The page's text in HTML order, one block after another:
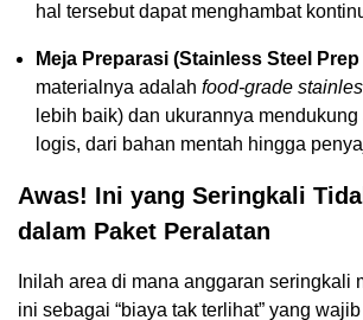
hal tersebut dapat menghambat
Meja Preparasi (Stainless Steel Prep
materialnya adalah food-grade
lebih baik) dan ukurannya
logis, dari bahan mentah hingga
Awas! Ini yang Seringkali
dalam Paket Peralatan
Inilah area di mana anggaran seringkali
ini sebagai “biaya tak terlihat” yang